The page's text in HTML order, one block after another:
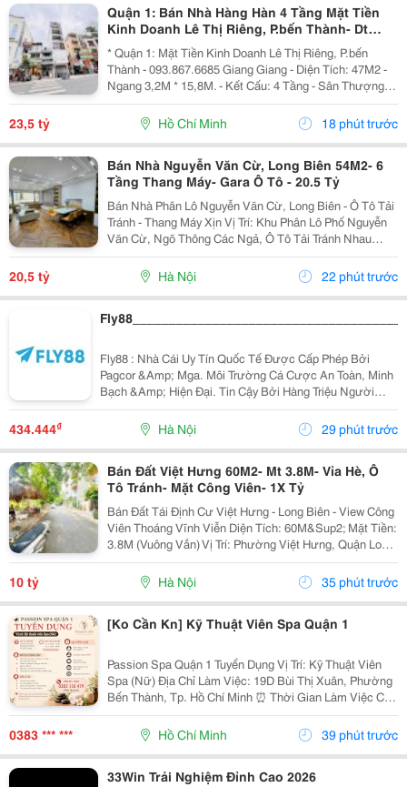
Quận 1: Bán Nhà Hàng Hàn 4 Tầng Mặt Tiền
Kinh Doanh Lê Thị Riêng, P.bến Thành- Dt
47M2- Chính Chủ Giang Giang
* Quận 1: Mặt Tiền Kinh Doanh Lê Thị Riêng, P.bến
Thành - 093.867.6685 Giang Giang - Diện Tích: 47M2 -
Ngang 3,2M * 15,8M. - Kết Cấu: 4 Tầng - Sân Thượng. -
Sẵn Dòng Tiền Đều Hiện Đang Cho Nhà Hàn Hàn Quốc
Thuê. - Sổ Hồng Vuông Vức - Hoàn Công...
23,5 tỷ Hồ Chí Minh 18 phút trước
Bán Nhà Nguyễn Văn Cừ, Long Biên 54M2- 6
Tầng Thang Máy- Gara Ô Tô - 20.5 Tỷ
Bán Nhà Phân Lô Nguyễn Văn Cừ, Long Biên - Ô Tô Tải
Tránh - Thang Máy Xịn Vị Trí: Khu Phân Lô Phố Nguyễn
Văn Cừ, Ngõ Thông Các Ngả, Ô Tô Tải Tránh Nhau
Thoải Mái. Thông Số Nổi Bật: Diện Tích: 54M&Sup2; -
Mặt Tiền Siêu Đẹp: 5M. Kết Cấu: Nhà 6...
20,5 tỷ Hà Nội 22 phút trước
Fly88 : Nhà Cái Uy Tín Quốc Tế Được Cấp Phép Bởi
Pagcor &Amp; Mga. Môi Trường Cá Cược An Toàn, Minh
Bạch &Amp; Hiện Đại. Tin Cậy Bởi Hàng Triệu Người
Chơi!
434.444₫ Hà Nội 29 phút trước
Bán Đất Việt Hưng 60M2- Mt 3.8M- Vỉa Hè, Ô
Tô Tránh- Mặt Công Viên- 1X Tỷ
Bán Đất Tái Định Cư Việt Hưng - Long Biên - View Công
Viên Thoáng Vĩnh Viễn Diện Tích: 60M&Sup2; Mặt Tiền:
3.8M (Vuông Vắn) Vị Trí: Phường Việt Hưng, Quận Long
Biên - Khu Vực Hạ Tầng Đồng Bộ, Giao Thông Kết Nối
Hoàn Hảo. Vị Trí &Amp; Tiện Ích...
10 tỷ Hà Nội 35 phút trước
[Ko Cần Kn] Kỹ Thuật Viên Spa Quận 1
Passion Spa Quận 1 Tuyển Dụng Vị Trí: Kỹ Thuật Viên
Spa (Nữ) Địa Chỉ Làm Việc: 19D Bùi Thị Xuân, Phường
Bến Thành, Tp. Hồ Chí Minh ⏰ Thời Gian Làm Việc Ca
1: 10:00 - 22:00 Ca 2: 12:00 - 00:00 Nghỉ 04
Ngày/Tháng. Mô Tả Công Việc - Thực...
0383 *** *** Hồ Chí Minh 39 phút trước
33Win Trải Nghiệm Đỉnh Cao 2026